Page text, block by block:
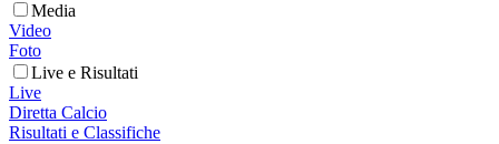
Media
Video
Foto
Live e Risultati
Live
Diretta Calcio
Risultati e Classifiche